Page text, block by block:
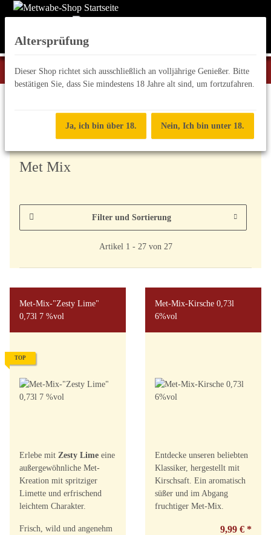
Met Mix
Filter und Sortierung
Artikel 1 - 27 von 27
Met-Mix-"Zesty Lime"
0,73l 7 %vol
TOP
Erlebe mit Zesty Lime eine
außergewöhnliche Met-
Kreation mit spritziger
Limette und erfrischend
leichtem Charakter.
Frisch, wild und angenehm
Met-Mix-Kirsche 0,73l
6%vol
Entdecke unseren beliebten
Klassiker, hergestellt mit
Kirschsaft. Ein aromatisch
süßer und im Abgang
fruchtiger Met-Mix.
9,99 € *
Altersprüfung
Dieser Shop richtet sich ausschließlich an volljährige Genießer. Bitte
bestätigen Sie, dass Sie mindestens 18 Jahre alt sind, um fortzufahren.
Ja, ich bin über 18. Nein, Ich bin unter 18.